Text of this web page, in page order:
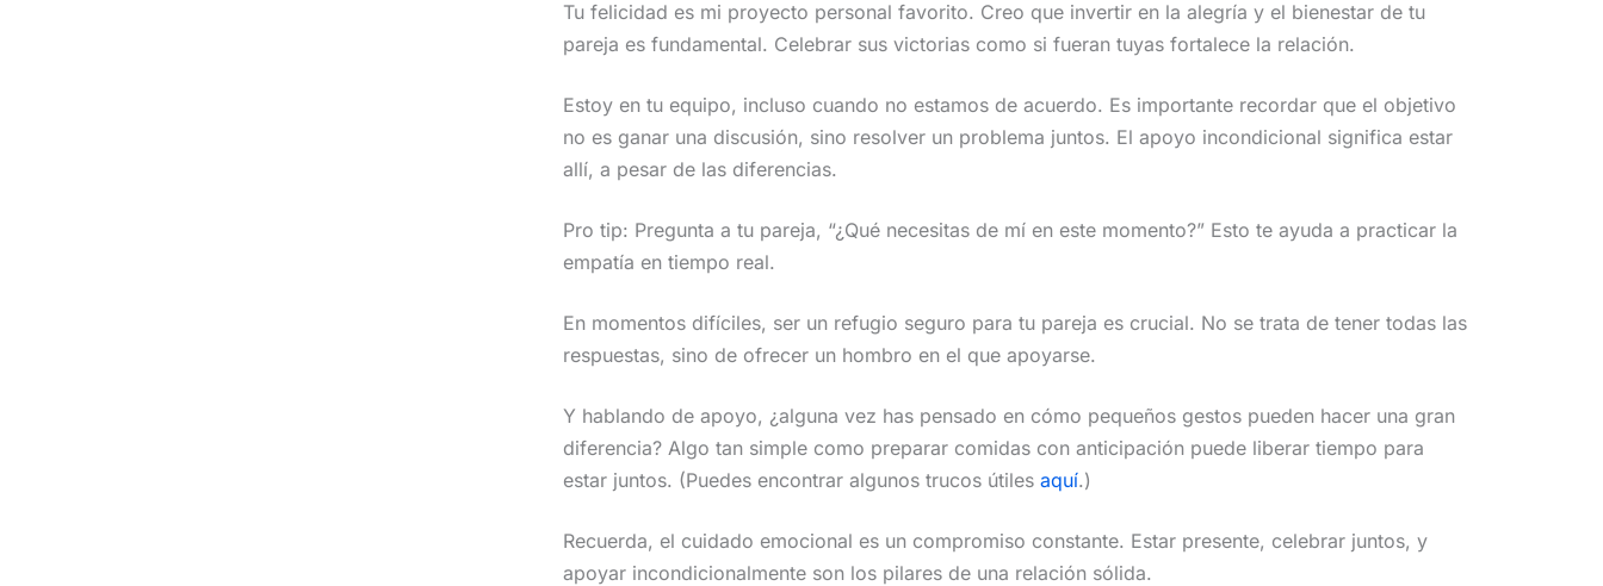
Tu felicidad es mi proyecto personal favorito. Creo que invertir en la alegría y el bienestar de tu
pareja es fundamental. Celebrar sus victorias como si fueran tuyas fortalece la relación.
Estoy en tu equipo, incluso cuando no estamos de acuerdo. Es importante recordar que el objetivo
no es ganar una discusión, sino resolver un problema juntos. El apoyo incondicional significa estar
allí, a pesar de las diferencias.
Pro tip: Pregunta a tu pareja, “¿Qué necesitas de mí en este momento?” Esto te ayuda a practicar la
empatía en tiempo real.
En momentos difíciles, ser un refugio seguro para tu pareja es crucial. No se trata de tener todas las
respuestas, sino de ofrecer un hombro en el que apoyarse.
Y hablando de apoyo, ¿alguna vez has pensado en cómo pequeños gestos pueden hacer una gran
diferencia? Algo tan simple como preparar comidas con anticipación puede liberar tiempo para
estar juntos. (Puedes encontrar algunos trucos útiles aquí.)
Recuerda, el cuidado emocional es un compromiso constante. Estar presente, celebrar juntos, y
apoyar incondicionalmente son los pilares de una relación sólida.